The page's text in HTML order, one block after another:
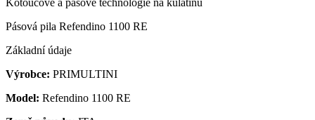
Kotoučové a pásové technologie na kulatinu
Pásová pila Refendino 1100 RE
Základní údaje
Výrobce: PRIMULTINI
Model: Refendino 1100 RE